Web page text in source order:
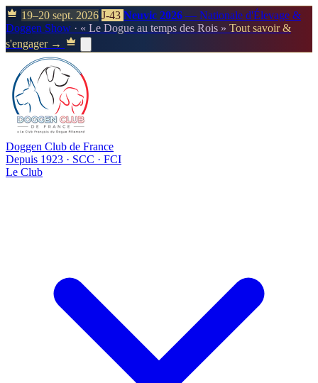
19–20 sept. 2026 J-43 Neuvic 2026 — Nationale d'Élevage &
Doggen Show · « Le Dogue au temps des Rois » Tout savoir &
s'engager →
Doggen Club de France
Depuis 1923 · SCC · FCI
Le Club